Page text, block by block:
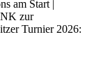
am Start |
zur
Turnier 2026: